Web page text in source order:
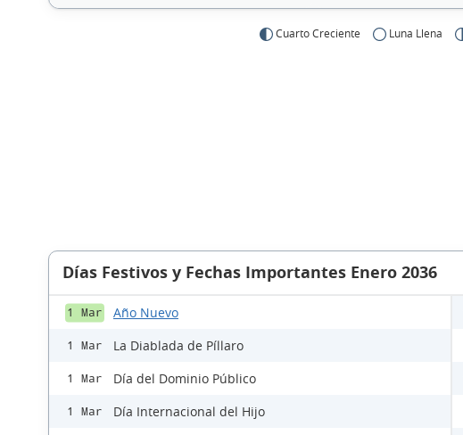
Cuarto Creciente Luna Llena
Días Festivos y Fechas Importantes Enero 2036
1 Mar Año Nuevo
1 Mar La Diablada de Píllaro
1 Mar Día del Dominio Público
1 Mar Día Internacional del Hijo